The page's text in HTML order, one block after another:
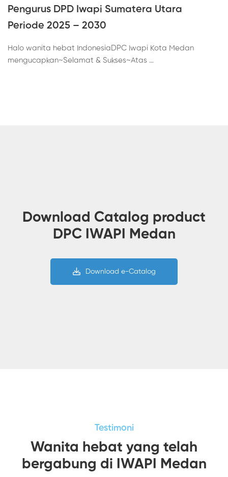
Pengurus DPD Iwapi Sumatera Utara
Periode 2025 – 2030
Halo wanita hebat IndonesiaDPC Iwapi Kota Medan
mengucapkan~Selamat & Sukses~Atas …
Download Catalog product
DPC IWAPI Medan
Download e-Catalog
Testimoni
Wanita hebat yang telah
bergabung di IWAPI Medan